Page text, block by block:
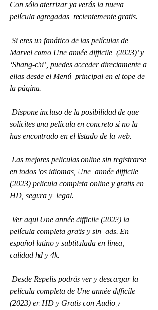
Con sólo aterrizar ya verás la nueva
película agregadas  recientemente gratis.
Marvel como Une année difficile  (2023)’ y
‘Shang-chi’, puedes acceder directamente a
ellas desde el Menú  principal en el tope de
la página.
solicites una película en concreto si no la
has encontrado en el listado de la web.
en todos los idiomas, Une  année difficile
(2023) pelicula completa online y gratis en
HD, segura y  legal.
película completa gratis y sin  ads. En
español latino y subtitulada en linea,
calidad hd y 4k.
película completa de Une année difficile
(2023) en HD y Gratis con Audio y